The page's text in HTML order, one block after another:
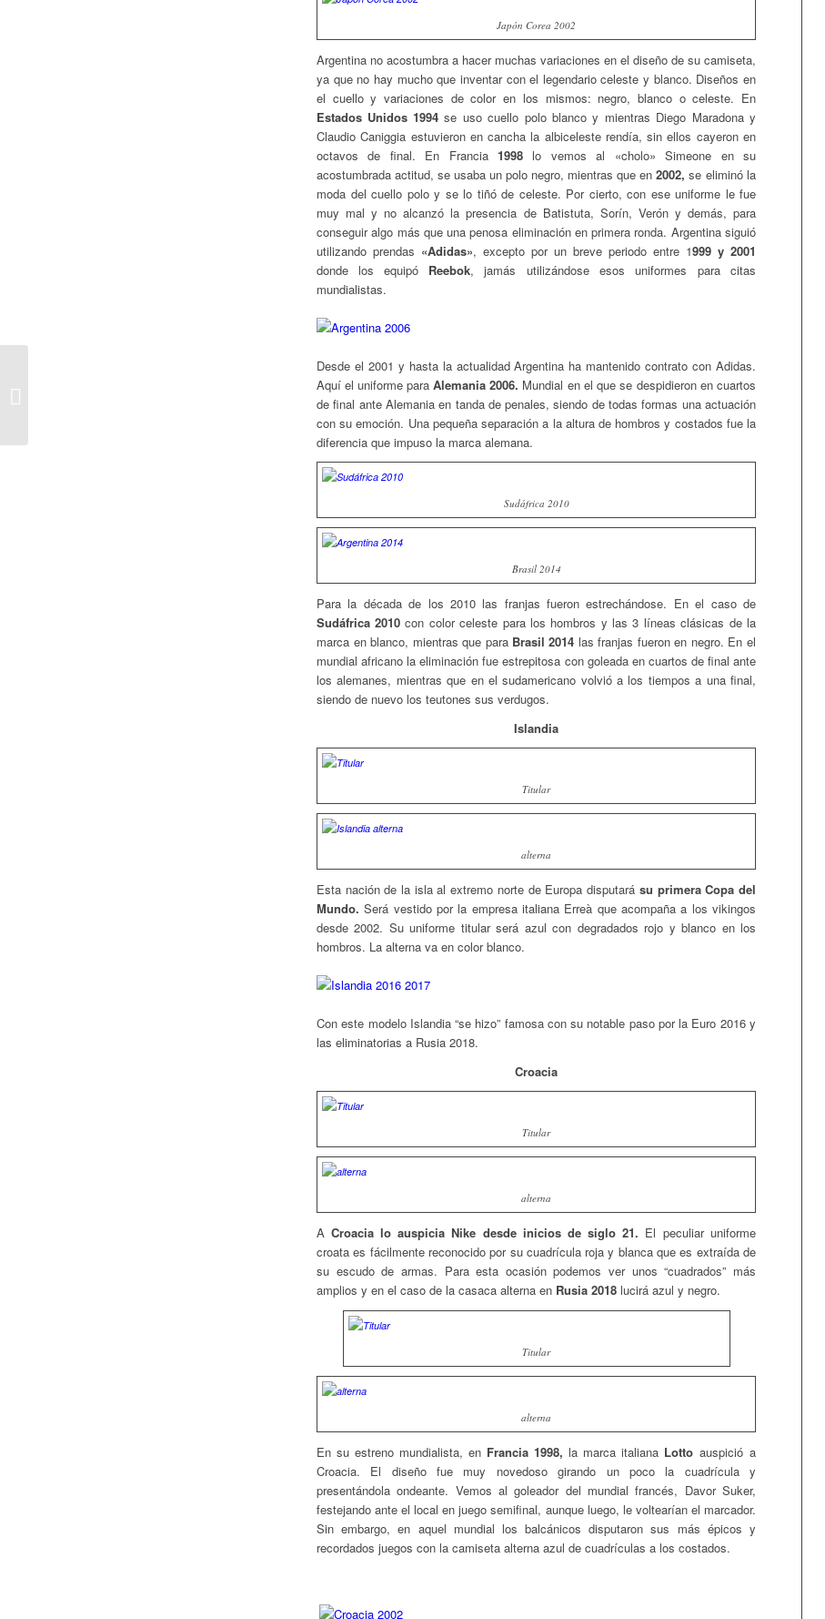
Japón Corea 2002
Argentina no acostumbra a hacer muchas variaciones en el diseño de su camiseta,
ya que no hay mucho que inventar con el legendario celeste y blanco. Diseños en
el cuello y variaciones de color en los mismos: negro, blanco o celeste. En
Estados Unidos 1994 se uso cuello polo blanco y mientras Diego Maradona y
Claudio Caniggia estuvieron en cancha la albiceleste rendía, sin ellos cayeron en
octavos de final. En Francia 1998 lo vemos al «cholo» Simeone en su
acostumbrada actitud, se usaba un polo negro, mientras que en 2002, se eliminó la
moda del cuello polo y se lo tiñó de celeste. Por cierto, con ese uniforme le fue
muy mal y no alcanzó la presencia de Batistuta, Sorín, Verón y demás, para
conseguir algo más que una penosa eliminación en primera ronda. Argentina siguió
utilizando prendas «Adidas», excepto por un breve periodo entre 1999 y 2001
donde los equipó Reebok, jamás utilizándose esos uniformes para citas
mundialistas.
Desde el 2001 y hasta la actualidad Argentina ha mantenido contrato con Adidas.
Aquí el uniforme para Alemania 2006. Mundial en el que se despidieron en cuartos
de final ante Alemania en tanda de penales, siendo de todas formas una actuación
con su emoción. Una pequeña separación a la altura de hombros y costados fue la
diferencia que impuso la marca alemana.
Sudáfrica 2010
Brasil 2014
Para la década de los 2010 las franjas fueron estrechándose. En el caso de
Sudáfrica 2010 con color celeste para los hombros y las 3 líneas clásicas de la
marca en blanco, mientras que para Brasil 2014 las franjas fueron en negro. En el
mundial africano la eliminación fue estrepitosa con goleada en cuartos de final ante
los alemanes, mientras que en el sudamericano volvió a los tiempos a una final,
siendo de nuevo los teutones sus verdugos.
Islandia
Titular
alterna
Esta nación de la isla al extremo norte de Europa disputará su primera Copa del
Mundo. Será vestido por la empresa italiana Erreà que acompaña a los vikingos
desde 2002. Su uniforme titular será azul con degradados rojo y blanco en los
hombros. La alterna va en color blanco.
Con este modelo Islandia “se hizo” famosa con su notable paso por la Euro 2016 y
las eliminatorias a Rusia 2018.
Croacia
Titular
alterna
A Croacia lo auspicia Nike desde inicios de siglo 21. El peculiar uniforme
croata es fácilmente reconocido por su cuadrícula roja y blanca que es extraída de
su escudo de armas. Para esta ocasión podemos ver unos “cuadrados” más
amplios y en el caso de la casaca alterna en Rusia 2018 lucirá azul y negro.
Titular
alterna
En su estreno mundialista, en Francia 1998, la marca italiana Lotto auspició a
Croacia. El diseño fue muy novedoso girando un poco la cuadrícula y
presentándola ondeante. Vemos al goleador del mundial francés, Davor Suker,
festejando ante el local en juego semifinal, aunque luego, le voltearían el marcador.
Sin embargo, en aquel mundial los balcánicos disputaron sus más épicos y
recordados juegos con la camiseta alterna azul de cuadrículas a los costados.